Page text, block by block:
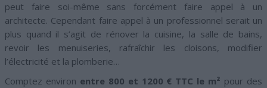
peut faire soi-même sans forcément faire appel à un
architecte. Cependant faire appel à un professionnel serait un
plus quand il s’agit de rénover la cuisine, la salle de bains,
revoir les menuiseries, rafraîchir les cloisons, modifier
l’électricité et la plomberie…
Comptez environ entre 800 et 1200 € TTC le m² pour des